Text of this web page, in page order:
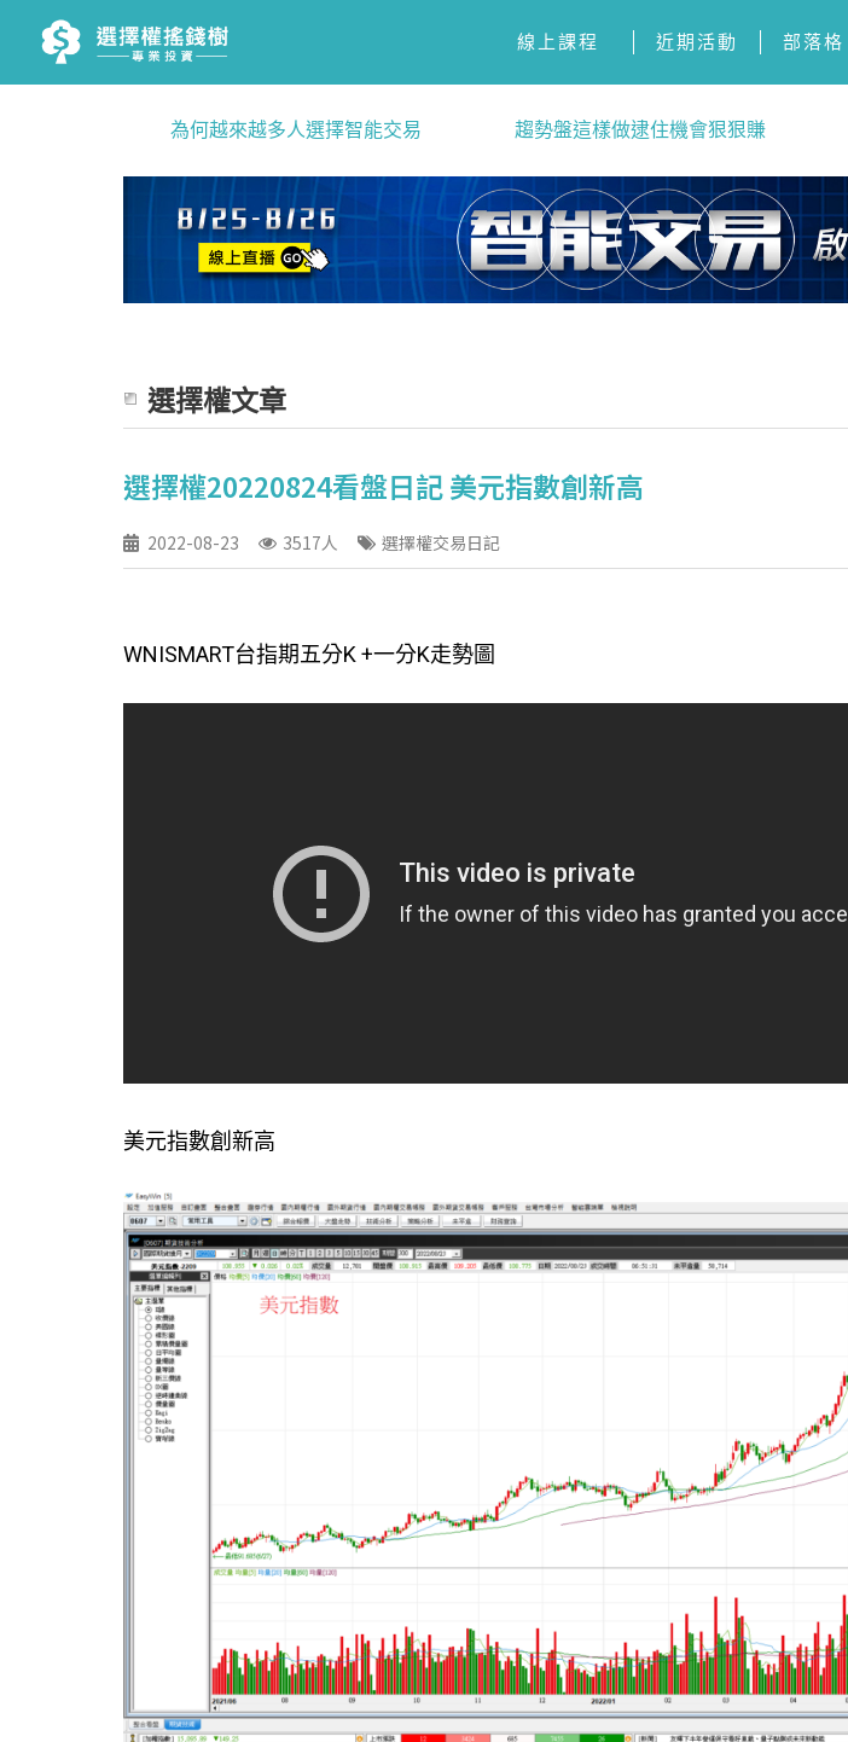
線上課程 近期活動 部落格
為何越來越多人選擇智能交易 趨勢盤這樣做逮住機會狠狠賺
選擇權文章
選擇權20220824看盤日記 美元指數創新高
2022-08-23 3517人 選擇權交易日記
WNISMART台指期五分K +一分K走勢圖
美元指數創新高